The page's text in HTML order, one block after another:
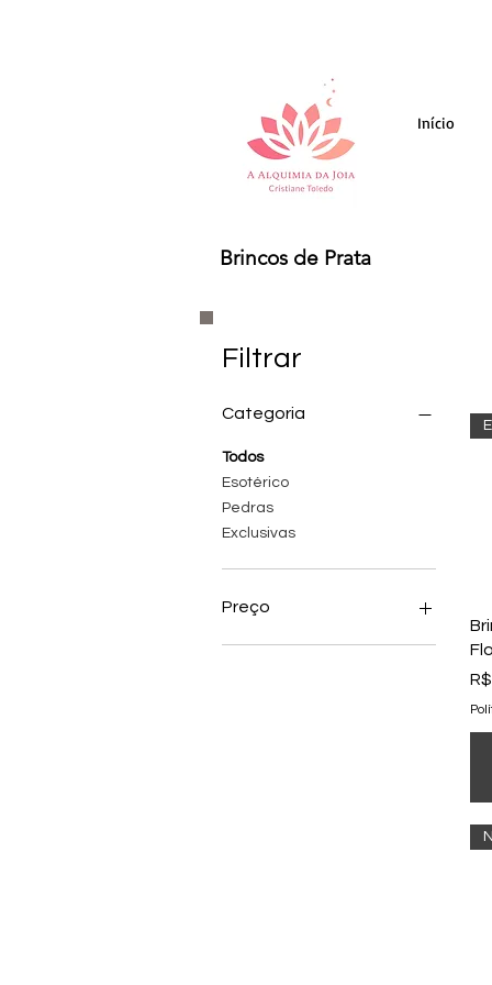
Início
Brincos de Prata
Filtrar
Categoria
Todos
Esotérico
Pedras
Exclusivas
Preço